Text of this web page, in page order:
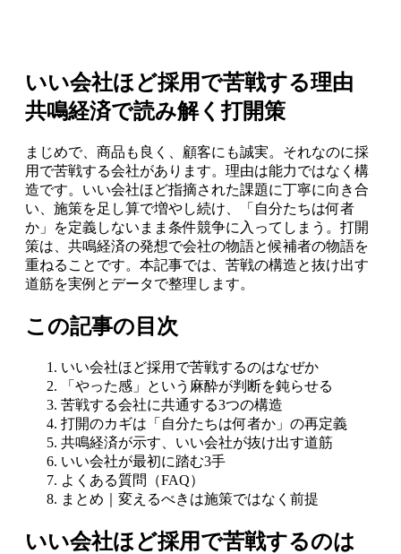
いい会社ほど採用で苦戦する理由
共鳴経済で読み解く打開策
まじめで、商品も良く、顧客にも誠実。それなのに採
用で苦戦する会社があります。理由は能力ではなく構
造です。いい会社ほど指摘された課題に丁寧に向き合
い、施策を足し算で増やし続け、「自分たちは何者
か」を定義しないまま条件競争に入ってしまう。打開
策は、共鳴経済の発想で会社の物語と候補者の物語を
重ねることです。本記事では、苦戦の構造と抜け出す
道筋を実例とデータで整理します。
この記事の目次
いい会社ほど採用で苦戦するのはなぜか
「やった感」という麻酔が判断を鈍らせる
苦戦する会社に共通する3つの構造
打開のカギは「自分たちは何者か」の再定義
共鳴経済が示す、いい会社が抜け出す道筋
いい会社が最初に踏む3手
よくある質問（FAQ）
まとめ｜変えるべきは施策ではなく前提
いい会社ほど採用で苦戦するのは